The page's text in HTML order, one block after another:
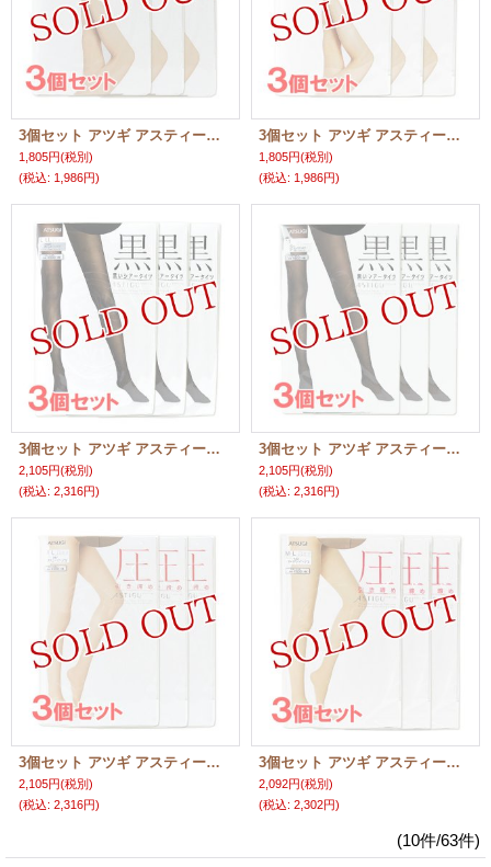
3個セット アツギ アスティーグ 肌 357 スキニーベージュ M〜Lサイズ ASTIGU ATSUGI
1,805円(税別)
(税込: 1,986円)
3個セット アツギ アスティーグ 肌 480 ブラック M〜Lサイズ ASTIGU ATSUGI
1,805円(税別)
(税込: 1,986円)
3個セット アツギ アスティーグ 黒 480 ブラック L〜LLサイズ ASTIGU ATSUGI
2,105円(税別)
(税込: 2,316円)
3個セット アツギ アスティーグ 黒 480 ブラック M〜Lサイズ ASTIGU ATSUGI
2,105円(税別)
(税込: 2,316円)
3個セット アツギ アスティーグ 圧 357 スキニーベージュ M〜Lサイズ ASTIGU ATSUGI
2,105円(税別)
(税込: 2,316円)
3個セット アツギ アスティーグ 圧 433 ヌーディベージュ M〜Lサイズ ASTIGU ATSUGI
2,092円(税別)
(税込: 2,302円)
(10件/63件)